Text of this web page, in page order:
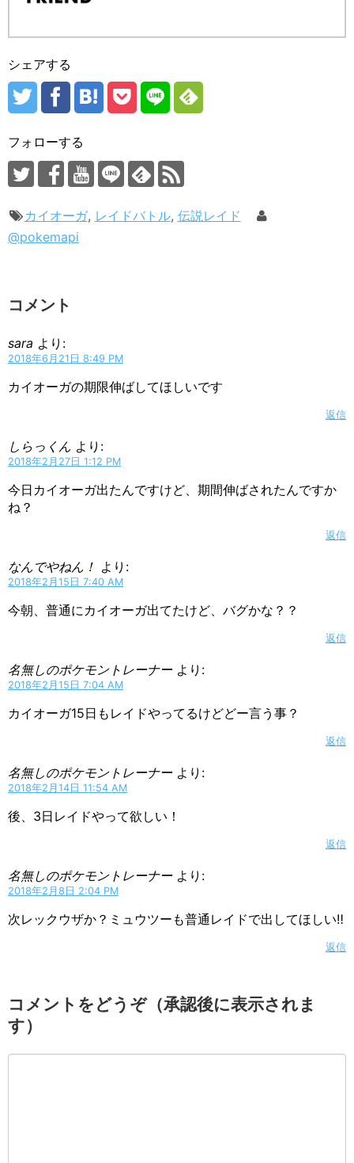
シェアする
フォローする
カイオーガ, レイドバトル, 伝説レイド
@pokemapi
コメント
sara より:
2018年6月21日 8:49 PM
カイオーガの期限伸ばしてほしいです
返信
しらっくん より:
2018年2月27日 1:12 PM
今日カイオーガ出たんですけど、期間伸ばされたんですか
ね？
返信
なんでやねん！ より:
2018年2月15日 7:40 AM
今朝、普通にカイオーガ出てたけど、バグかな？？
返信
名無しのポケモントレーナー より:
2018年2月15日 7:04 AM
カイオーガ15日もレイドやってるけどどー言う事？
返信
名無しのポケモントレーナー より:
2018年2月14日 11:54 AM
後、3日レイドやって欲しい！
返信
名無しのポケモントレーナー より:
2018年2月8日 2:04 PM
次レックウザか？ミュウツーも普通レイドで出してほしい‼️
返信
コメントをどうぞ（承認後に表示されま
す）